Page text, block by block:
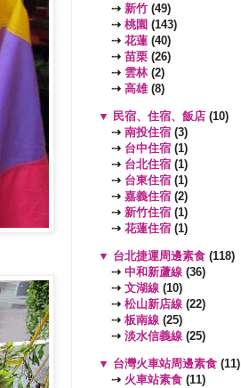
⇢ 新竹 (49)
⇢ 桃園 (143)
⇢ 花蓮 (40)
⇢ 苗栗 (26)
⇢ 雲林(2)
⇢ 高雄(8)
▼ 民宿、住宿、飯店 (10)
⇢ 南投住宿 (3)
⇢ 台中住宿 (1)
⇢ 台北住宿 (1)
⇢ 台東住宿 (1)
⇢ 嘉義住宿 (2)
⇢ 新竹住宿 (1)
⇢ 花蓮住宿 (1)
▼ 台北捷運周邊素食 (118)
⇢ 中和新蘆線 (36)
⇢ 文湖線 (10)
⇢ 松山新店線 (22)
⇢ 板南線 (25)
⇢ 淡水信義線 (25)
▼ 台灣火車站周邊素食 (11)
⇢ 火車站素食 (11)